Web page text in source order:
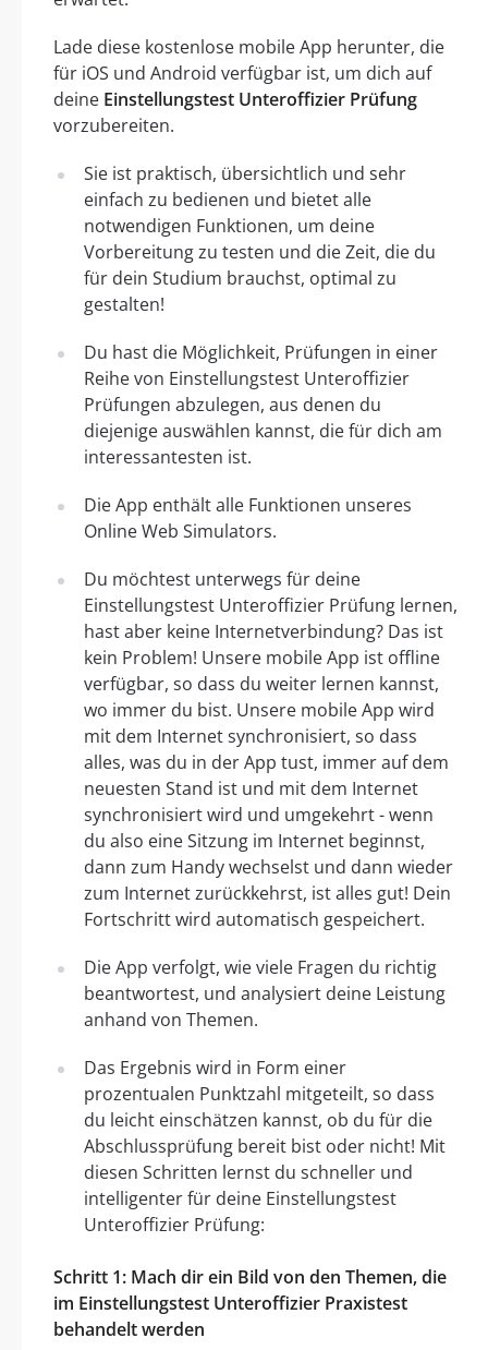
Lade diese kostenlose mobile App herunter, die
für iOS und Android verfügbar ist, um dich auf
deine Einstellungstest Unteroffizier Prüfung
vorzubereiten.
Sie ist praktisch, übersichtlich und sehr
einfach zu bedienen und bietet alle
notwendigen Funktionen, um deine
Vorbereitung zu testen und die Zeit, die du
für dein Studium brauchst, optimal zu
gestalten!
Du hast die Möglichkeit, Prüfungen in einer
Reihe von Einstellungstest Unteroffizier
Prüfungen abzulegen, aus denen du
diejenige auswählen kannst, die für dich am
interessantesten ist.
Die App enthält alle Funktionen unseres
Online Web Simulators.
Du möchtest unterwegs für deine
Einstellungstest Unteroffizier Prüfung lernen,
hast aber keine Internetverbindung? Das ist
kein Problem! Unsere mobile App ist offline
verfügbar, so dass du weiter lernen kannst,
wo immer du bist. Unsere mobile App wird
mit dem Internet synchronisiert, so dass
alles, was du in der App tust, immer auf dem
neuesten Stand ist und mit dem Internet
synchronisiert wird und umgekehrt - wenn
du also eine Sitzung im Internet beginnst,
dann zum Handy wechselst und dann wieder
zum Internet zurückkehrst, ist alles gut! Dein
Fortschritt wird automatisch gespeichert.
Die App verfolgt, wie viele Fragen du richtig
beantwortest, und analysiert deine Leistung
anhand von Themen.
Das Ergebnis wird in Form einer
prozentualen Punktzahl mitgeteilt, so dass
du leicht einschätzen kannst, ob du für die
Abschlussprüfung bereit bist oder nicht! Mit
diesen Schritten lernst du schneller und
intelligenter für deine Einstellungstest
Unteroffizier Prüfung:
Schritt 1: Mach dir ein Bild von den Themen, die
im Einstellungstest Unteroffizier Praxistest
behandelt werden